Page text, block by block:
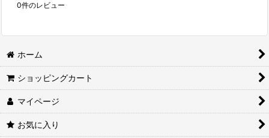
0件のレビュー
ホーム
ショッピングカート
マイページ
お気に入り